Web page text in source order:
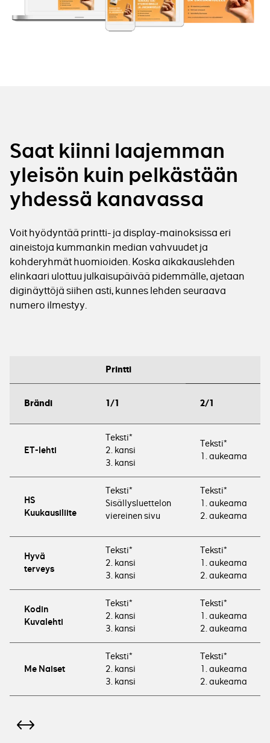
Saat kiinni laajemman
yleisön kuin pelkästään
yhdessä kanavassa
Voit hyödyntää printti- ja display-mainoksissa eri
aineistoja kummankin median vahvuudet ja
kohderyhmät huomioiden. Koska aikakauslehden
elinkaari ulottuu julkaisupäivää pidemmälle, ajetaan
diginäyttöjä siihen asti, kunnes lehden seuraava
numero ilmestyy.
Printti
Brändi 1/1 2/1
ET-lehti
Teksti*
2. kansi
3. kansi
Teksti*
1. aukeama
HS
Kuukausiliite
Teksti*
Sisällysluettelon
viereinen sivu
Teksti*
1. aukeama
2. aukeama
Hyvä
terveys
Teksti*
2. kansi
3. kansi
Teksti*
1. aukeama
2. aukeama
Kodin
Kuvalehti
Teksti*
2. kansi
3. kansi
Teksti*
1. aukeama
2. aukeama
Me Naiset
Teksti*
2. kansi
3. kansi
Teksti*
1. aukeama
2. aukeama